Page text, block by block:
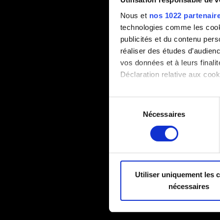
Nous et nos 1022
technologies comme les
publicités et du contenu
réaliser des études
vos données et à leurs
Déclaration relative aux
Si vous le permettez, nous
Collecter des
digitales).
Détails ». Vous pouvez
Certains sont
consentement
Nécessaires
Utiliser uniquement les
nécessaires